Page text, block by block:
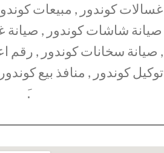
غسالات كوندور , مبيعات
صيانة شاشات كوندور , صيانة
, صيانة سخانات كوندور , رقم
توكيل كوندور , منافذ بيع
.َ